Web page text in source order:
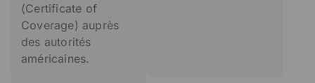
(Certificate of
Coverage) auprès
des autorités
américaines.